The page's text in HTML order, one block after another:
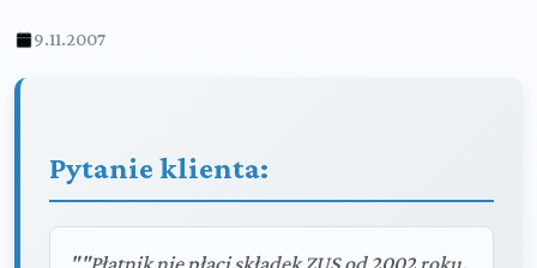
9.11.2007
Pytanie klienta:
""Płatnik nie płaci składek ZUS od 2002 roku.